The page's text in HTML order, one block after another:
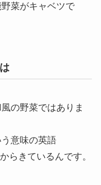
菜がキャベツで
の野菜ではありま
意味の英語
らきているんです。